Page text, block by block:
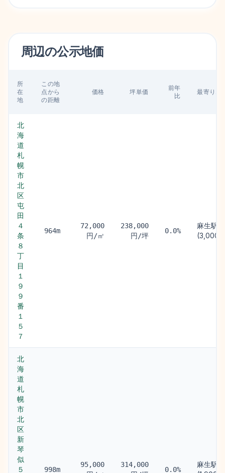
周辺の公示地価
所
在
地
この地
点から
の距離
価格 坪単価
前年
比
最寄り駅
北
海
道
札
幌
市
北
区
屯
田
４
条
８
丁
目
１
９
９
番
１
５
７
964m
72,000
円/㎡
238,000
円/坪
0.0%
麻生駅
北
海
道
札
幌
市
北
区
新
琴
似
５
998m
95,000
314,000
0.0%
麻生駅